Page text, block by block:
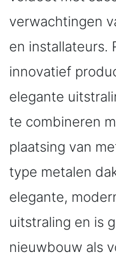
verwachtingen
en installateurs.
innovatief
elegante
te combineren
plaatsing van
type metalen
elegante,
uitstraling en is
nieuwbouw als